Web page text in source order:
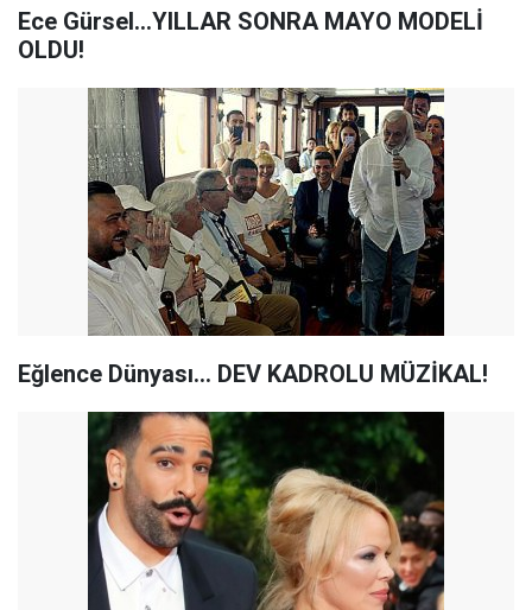
Ece Gürsel...YILLAR SONRA MAYO MODELİ
OLDU!
Eğlence Dünyası... DEV KADROLU MÜZİKAL!